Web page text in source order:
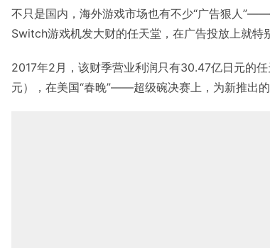
不只是国内，海外游戏市场也有不少“广告狠人
Switch游戏机发大财的任天堂，在广告投放上就特别
2017年2月，该财季营业利润只有30.47亿日元的
元），在美国“春晚”——超级碗决赛上，为新推出